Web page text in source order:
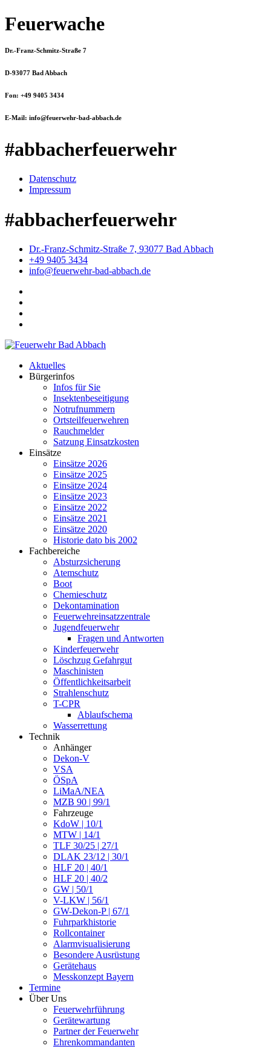
Feuerwache
Dr.-Franz-Schmitz-Straße 7
D-93077 Bad Abbach
Fon: +49 9405 3434
E-Mail: info@feuerwehr-bad-abbach.de
#abbacherfeuerwehr
Datenschutz
Impressum
#abbacherfeuerwehr
Dr.-Franz-Schmitz-Straße 7, 93077 Bad Abbach
+49 9405 3434
info@feuerwehr-bad-abbach.de
Aktuelles
Bürgerinfos
Infos für Sie
Insektenbeseitigung
Notrufnummern
Ortsteilfeuerwehren
Rauchmelder
Satzung Einsatzkosten
Einsätze
Einsätze 2026
Einsätze 2025
Einsätze 2024
Einsätze 2023
Einsätze 2022
Einsätze 2021
Einsätze 2020
Historie dato bis 2002
Fachbereiche
Absturzsicherung
Atemschutz
Boot
Chemieschutz
Dekontamination
Feuerwehreinsatzzentrale
Jugendfeuerwehr
Fragen und Antworten
Kinderfeuerwehr
Löschzug Gefahrgut
Maschinisten
Öffentlichkeitsarbeit
Strahlenschutz
T-CPR
Ablaufschema
Wasserrettung
Technik
Anhänger
Dekon-V
VSA
ÖSpA
LiMaA/NEA
MZB 90 | 99/1
Fahrzeuge
KdoW | 10/1
MTW | 14/1
TLF 30/25 | 27/1
DLAK 23/12 | 30/1
HLF 20 | 40/1
HLF 20 | 40/2
GW | 50/1
V-LKW | 56/1
GW-Dekon-P | 67/1
Fuhrparkhistorie
Rollcontainer
Alarmvisualisierung
Besondere Ausrüstung
Gerätehaus
Messkonzept Bayern
Termine
Über Uns
Feuerwehrführung
Gerätewartung
Partner der Feuerwehr
Ehrenkommandanten